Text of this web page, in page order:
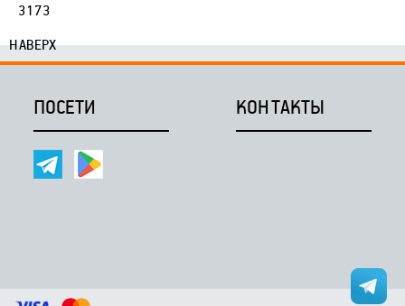
3173
НАВЕРХ
ПОСЕТИ КОНТАКТЫ